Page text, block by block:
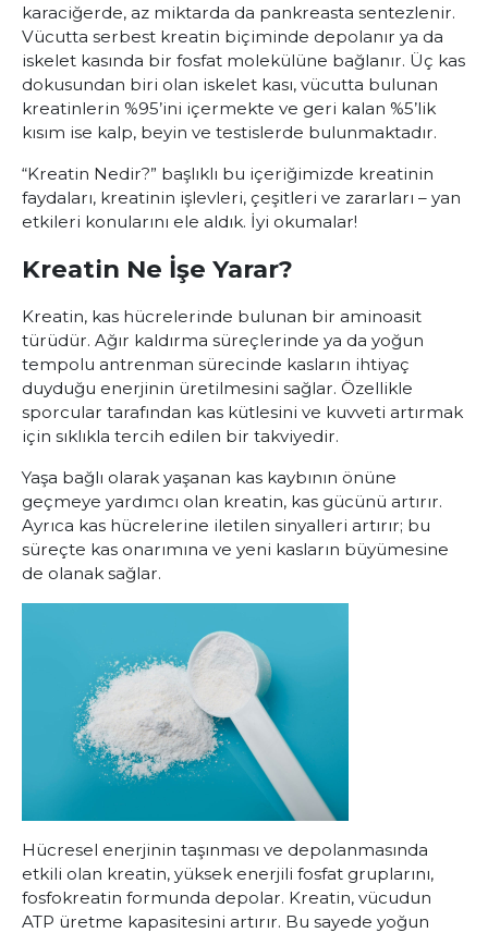
karaciğerde, az miktarda da pankreasta sentezlenir.
Vücutta serbest kreatin biçiminde depolanır ya da
iskelet kasında bir fosfat molekülüne bağlanır. Üç kas
dokusundan biri olan iskelet kası, vücutta bulunan
kreatinlerin %95’ini içermekte ve geri kalan %5’lik
kısım ise kalp, beyin ve testislerde bulunmaktadır.
“Kreatin Nedir?” başlıklı bu içeriğimizde kreatinin
faydaları, kreatinin işlevleri, çeşitleri ve zararları – yan
etkileri konularını ele aldık. İyi okumalar!
Kreatin Ne İşe Yarar?
Kreatin, kas hücrelerinde bulunan bir aminoasit
türüdür. Ağır kaldırma süreçlerinde ya da yoğun
tempolu antrenman sürecinde kasların ihtiyaç
duyduğu enerjinin üretilmesini sağlar. Özellikle
sporcular tarafından kas kütlesini ve kuvveti artırmak
için sıklıkla tercih edilen bir takviyedir.
Yaşa bağlı olarak yaşanan kas kaybının önüne
geçmeye yardımcı olan kreatin, kas gücünü artırır.
Ayrıca kas hücrelerine iletilen sinyalleri artırır; bu
süreçte kas onarımına ve yeni kasların büyümesine
de olanak sağlar.
Hücresel enerjinin taşınması ve depolanmasında
etkili olan kreatin, yüksek enerjili fosfat gruplarını,
fosfokreatin formunda depolar. Kreatin, vücudun
ATP üretme kapasitesini artırır. Bu sayede yoğun